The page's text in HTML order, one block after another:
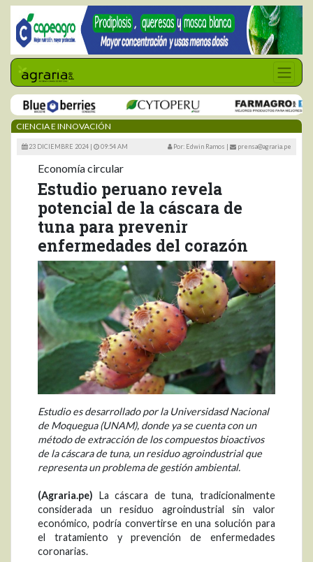
CIENCIA E INNOVACIÓN
23 DICIEMBRE 2024 | 09:54 AM Por: Edwin Ramos | prensa@agraria.pe
Economía circular
Estudio peruano revela
potencial de la cáscara de
tuna para prevenir
enfermedades del corazón
Estudio es desarrollado por la Universidasd Nacional
de Moquegua (UNAM), donde ya se cuenta con un
método de extracción de los compuestos bioactivos
de la cáscara de tuna, un residuo agroindustrial que
representa un problema de gestión ambiental.
(Agraria.pe) La cáscara de tuna, tradicionalmente
considerada un residuo agroindustrial sin valor
económico, podría convertirse en una solución para
el tratamiento y prevención de enfermedades
coronarias.